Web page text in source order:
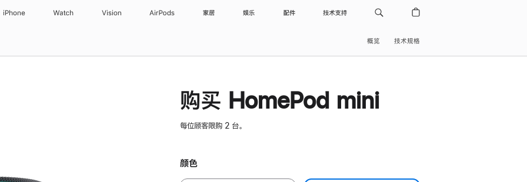
iPhone Watch Vision AirPods 家居 娱乐 配件 技术支持
概览 技术规格
购买 HomePod mini
每位顾客限购 2 台。
颜色